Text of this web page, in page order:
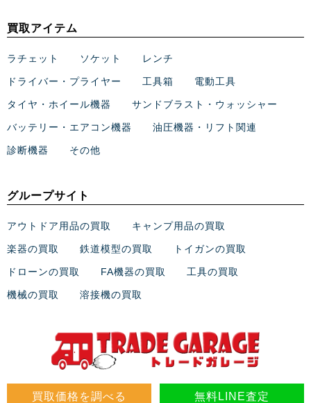
買取価格を調べる 無料LINE査定
買取アイテム
ラチェット ソケット レンチ
ドライバー・プライヤー 工具箱 電動工具
タイヤ・ホイール機器 サンドブラスト・ウォッシャー
バッテリー・エアコン機器 油圧機器・リフト関連
診断機器 その他
グループサイト
アウトドア用品の買取 キャンプ用品の買取
楽器の買取 鉄道模型の買取 トイガンの買取
ドローンの買取 FA機器の買取 工具の買取
機械の買取 溶接機の買取